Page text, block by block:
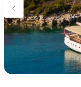
Cibo E Bevande
Come
Termini e
Contattaci